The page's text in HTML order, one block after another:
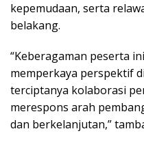
kepemudaan, serta
belakang.
“Keberagaman peserta
memperkaya perspektif
terciptanya kolaborasi
merespons arah
dan berkelanjutan,”